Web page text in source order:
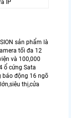
IP
sản phẩm là
tối đa 12
và 100,000
ổ cứng Sata
báo động 16 ngõ
thị,cửa